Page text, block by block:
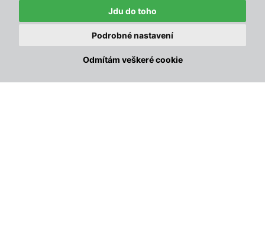
Jdu do toho
Podrobné nastavení
Odmítám veškeré cookie
Odstoupit od smlouvy